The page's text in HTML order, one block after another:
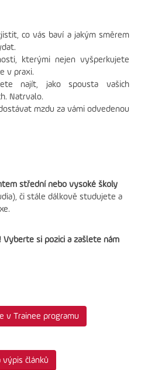
co vás baví a jakým směrem
kterými nejen vyšperkujete
v praxi.
najít, jako spousta vašich
Natrvalo.
mzdu za vámi odvedenou
střední nebo vysoké školy
či stále dálkově studujete a
Vyberte si pozici a zašlete nám
v Trainee programu
výpis článků